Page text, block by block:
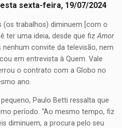
sexta-feira, 19/07/2024
(os trabalhos) diminuem [com o
ter uma ideia, desde que fizAmor
convite da televisão, nem
em entrevista à Quem. Vale
o contrato com a Globo no
ano.
Paulo Betti ressalta que
período. “Ao mesmo tempo, fiz
diminuem, a procura pelo seu